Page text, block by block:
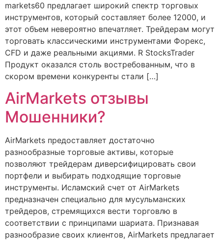
markets60 предлагает широкий спектр торговых
инструментов, который составляет более 12000, и
этот объем невероятно впечатляет. Трейдерам могут
торговать классическими инструментами Форекс,
CFD и даже реальными акциями. R StocksTrader
Продукт оказался столь востребованным, что в
скором времени конкуренты стали […]
AirMarkets отзывы
Мошенники?
AirMarkets предоставляет достаточно
разнообразные торговые активы, которые
позволяют трейдерам диверсифицировать свои
портфели и выбирать подходящие торговые
инструменты. Исламский счет от AirMarkets
предназначен специально для мусульманских
трейдеров, стремящихся вести торговлю в
соответствии с принципами шариата. Признавая
разнообразие своих клиентов, AirMarkets предлагает